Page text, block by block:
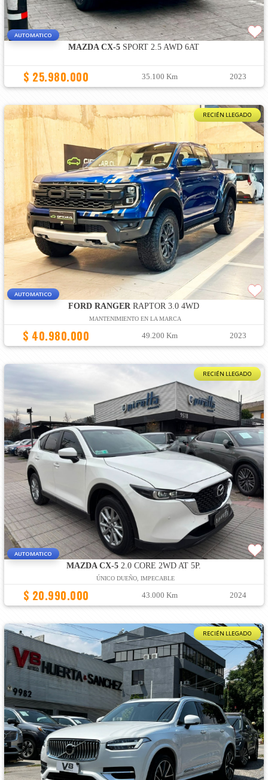
AUTOMATICO
MAZDA CX-5 SPORT 2.5 AWD 6AT
$ 25.980.000 35.100 Km 2023
RECIÉN LLEGADO
AUTOMATICO
FORD RANGERRAPTOR 3.0 4WD
MANTENIMIENTO EN LA MARCA
$ 40.980.000 49.200 Km 2023
RECIÉN LLEGADO
AUTOMATICO
MAZDA CX-52.0 CORE 2WD AT 5P.
ÚNICO DUEÑO, IMPECABLE
$ 20.990.000 43.000 Km 2024
RECIÉN LLEGADO